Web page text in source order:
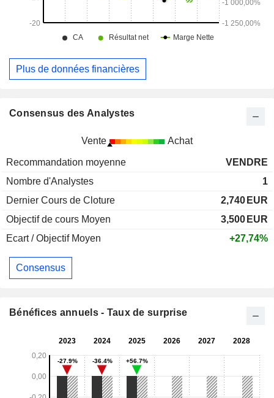
Plus de données financières
Consensus des Analystes
Vente Achat
Recommandation moyenne
VENDRE
Nombre d'Analystes
1
Dernier Cours de Cloture
2,740 EUR
Objectif de cours Moyen
3,500 EUR
Ecart / Objectif Moyen
+27,74%
Consensus
Bénéfices annuels - Taux de surprise